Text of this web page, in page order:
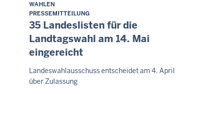
Samstag,
8.
August
2026
-
14:06
WAHLEN
PRESSEMITTEILUNG
35 Landeslisten für die
Landtagswahl am 14. Mai
eingereicht
Landeswahlausschuss entscheidet am 4. April
über Zulassung